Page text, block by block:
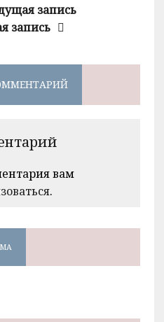
запись
запись
вам
.